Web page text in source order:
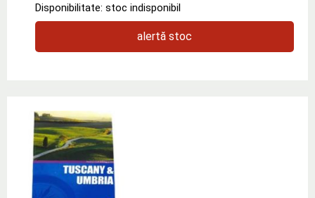
Disponibilitate: stoc indisponibil
alertă stoc